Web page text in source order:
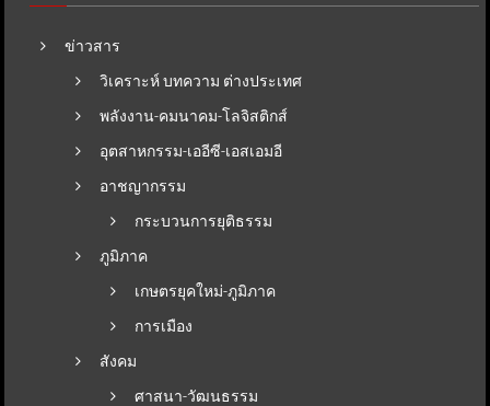
ข่าวสาร
วิเคราะห์ บทความ ต่างประเทศ
พลังงาน-คมนาคม-โลจิสติกส์
อุตสาหกรรม-เออีซี-เอสเอมอี
อาชญากรรม
กระบวนการยุติธรรม
ภูมิภาค
เกษตรยุคใหม่-ภูมิภาค
การเมือง
สังคม
ศาสนา-วัฒนธรรม